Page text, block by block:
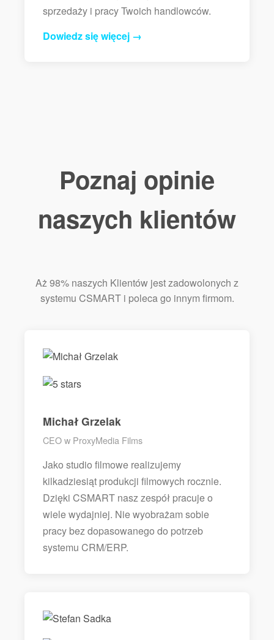
sprzedaży i pracy Twoich handlowców.
Dowiedz się więcej →
Poznaj opinie
naszych klientów
Aż 98% naszych Klientów jest zadowolonych z
systemu CSMART i poleca go innym firmom.
Michał Grzelak
CEO w ProxyMedia Films
Jako studio filmowe realizujemy
kilkadziesiąt produkcji filmowych rocznie.
Dzięki CSMART nasz zespół pracuje o
wiele wydajniej. Nie wyobrażam sobie
pracy bez dopasowanego do potrzeb
systemu CRM/ERP.